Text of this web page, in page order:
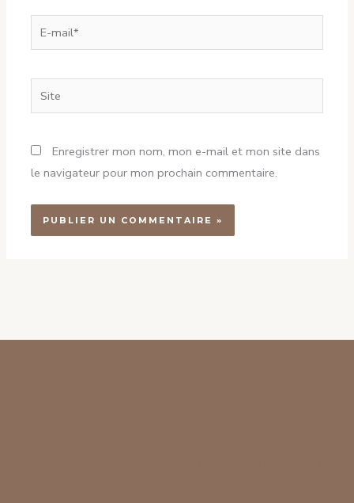
E-
mail*
Enregistrer mon nom, mon e-mail et mon site dans
le navigateur pour mon prochain commentaire.